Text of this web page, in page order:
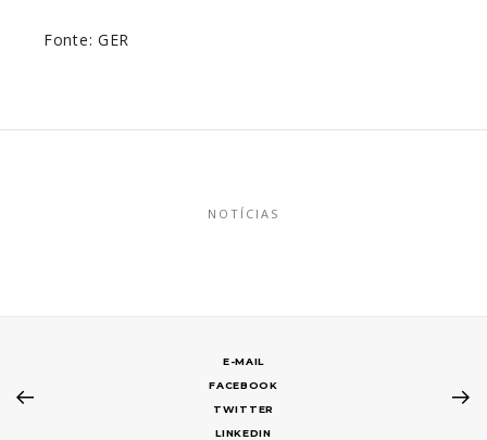
Fonte: GER
NOTÍCIAS
E-MAIL
FACEBOOK
TWITTER
LINKEDIN